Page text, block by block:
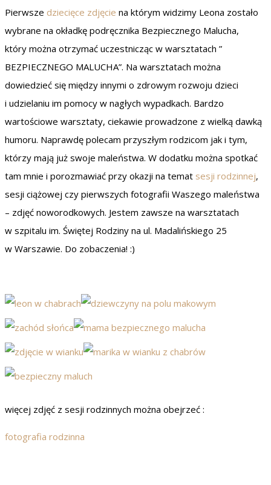
Pierwsze dziecięce zdjęcie na którym widzimy Leona zostało
wybrane na okładkę podręcznika Bezpiecznego Malucha,
który można otrzymać uczestnicząc w warsztatach ”
BEZPIECZNEGO MALUCHA”. Na warsztatach można
dowiedzieć się między innymi o zdrowym rozwoju dzieci
i udzielaniu im pomocy w nagłych wypadkach. Bardzo
wartościowe warsztaty, ciekawie prowadzone z wielką dawką
humoru. Naprawdę polecam przyszłym rodzicom jak i tym,
którzy mają już swoje maleństwa. W dodatku można spotkać
tam mnie i porozmawiać przy okazji na temat sesji rodzinnej,
sesji ciążowej czy pierwszych fotografii Waszego maleństwa
– zdjęć noworodkowych. Jestem zawsze na warsztatach
w szpitalu im. Świętej Rodziny na ul. Madalińskiego 25
w Warszawie. Do zobaczenia! :)
więcej zdjęć z sesji rodzinnych można obejrzeć :
fotografia rodzinna